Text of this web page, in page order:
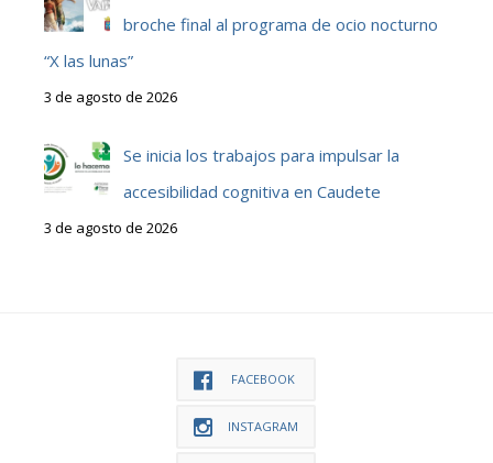
broche final al programa de ocio nocturno
“X las lunas”
3 de agosto de 2026
Se inicia los trabajos para impulsar la
accesibilidad cognitiva en Caudete
3 de agosto de 2026
FACEBOOK
INSTAGRAM